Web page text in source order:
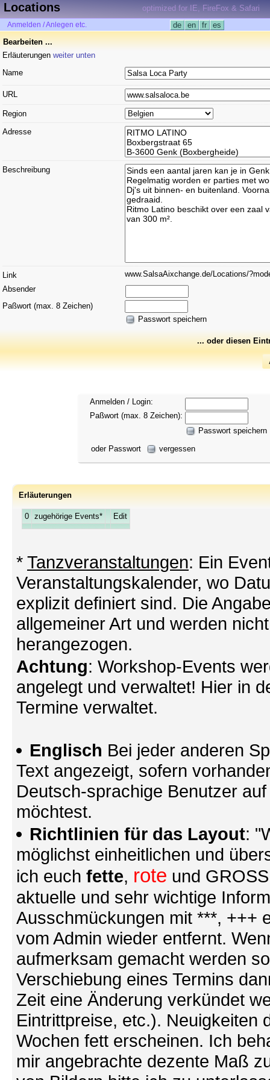
Locations optimized for IE, FireFox & Safari
Anmelden / Anlegen etc. de en fr
es
Bearbeiten ...
Erläuterungen weiter unten
Name
URL
Region
Adresse
Beschreibung
Link
www.SalsaAixchange.de/Locations/
Absender
Paßwort (max. 8 Zeichen)
Passwort speichern
... oder diesen
Anmelden / Login:
Paßwort (max. 8 Zeichen):
Passwort speichern
oder Passwort
vergessen
Erläuterungen
0 zugehörige Events* Edit
* Tanzveranstaltungen: Ein
Veranstaltungskalender, wo
explizit definiert sind. Die
allgemeiner Art und werden
herangezogen.
Achtung: Workshop-Events
angelegt und verwaltet! Hier in
Termine verwaltet.
Englisch Bei jeder anderen
Text angezeigt, sofern
Deutsch-sprachige Benutzer
möchtest.
Richtlinien für das Layout:
möglichst einheitlichen und
ich euch fette, rote und
aktuelle und sehr wichtige
Ausschmückungen mit ***, +++
vom Admin wieder entfernt.
aufmerksam gemacht werden
Verschiebung eines Termins
Zeit eine Änderung verkündet
Eintrittpreise, etc.). Neuigkeiten
Wochen fett erscheinen. Ich
mir angebrachte dezente Maß